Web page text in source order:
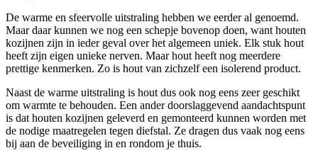
De warme en sfeervolle uitstraling hebben we eerder al genoemd.
Maar daar kunnen we nog een schepje bovenop doen, want houten
kozijnen zijn in ieder geval over het algemeen uniek. Elk stuk hout
heeft zijn eigen unieke nerven. Maar hout heeft nog meerdere
prettige kenmerken. Zo is hout van zichzelf een isolerend product.
Naast de warme uitstraling is hout dus ook nog eens zeer geschikt
om warmte te behouden. Een ander doorslaggevend aandachtspunt
is dat houten kozijnen geleverd en gemonteerd kunnen worden met
de nodige maatregelen tegen diefstal. Ze dragen dus vaak nog eens
bij aan de beveiliging in en rondom je thuis.